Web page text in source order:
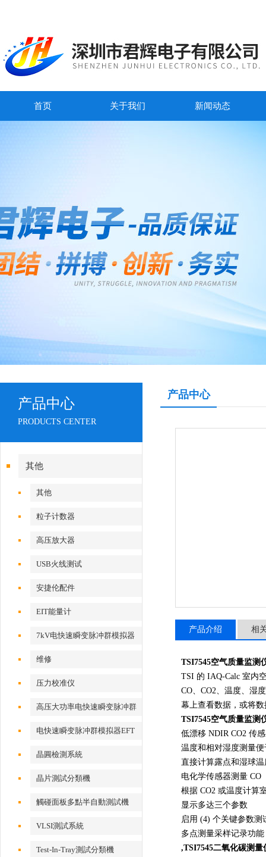
首页 关于我们 新闻动态
产品中心
PRODUCTS CENTER
其他
其他
粒子计数器
高压放大器
USB火线测试
安捷伦配件
EIT能量计
7kV电快速瞬变脉冲群模拟器
维修
压力校准仪
高压大功率电快速瞬变脉冲群
测试系统
电快速瞬变脉冲群模拟器EFT
500x
晶圓檢測系統
晶片測試分類機
觸碰面板多點半自動測試機
VLSI測試系統
Test-In-Tray測試分類機
产品中心
产品介绍 相
TSI7545空气质量监测
TSI 的 IAQ-Calc 室内
CO、CO2、温度、湿
幕上查看数据，或将
TSI7545空气质量监测
低漂移 NDIR CO2 传
温度和相对湿度测量
直接计算露点和湿球温
电化学传感器测量 CO
根据 CO2 或温度计算
显示多达三个参数
启用 (4) 个关键参数测
多点测量采样记录功能
,TSI7545二氧化碳测